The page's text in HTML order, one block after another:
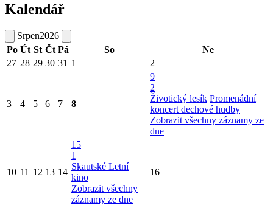
Kalendář
Srpen2026
Po Út St Čt Pá So
Ne
27 28 29 30 31 1 2
3 4 5 6 7 8
9
2
Životický lesík Promenádní
koncert dechové hudby
Zobrazit všechny záznamy ze
dne
10 11 12 13 14
15
1
Skautské Letní
kino
Zobrazit všechny
záznamy ze dne
16